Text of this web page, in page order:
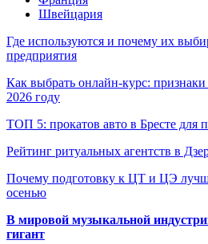
Швейцария
Где используются и почему их
предприятия
Как выбрать онлайн-курс: признаки
2026 году
ТОП 5: прокатов авто в Бресте для
Рейтинг ритуальных агентств в
Почему подготовку к ЦТ и ЦЭ
осенью
В мировой музыкальной
гигант